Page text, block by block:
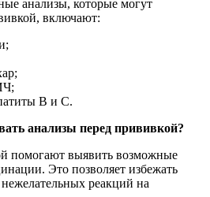
анализы, которые могут
включают:
В и С.
анализы перед прививкой?
помогают выявить возможные
Это позволяет избежать
реакций на